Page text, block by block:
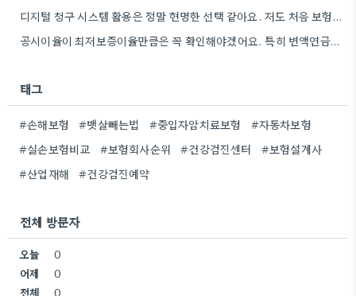
디지털 청구 시스템 활용은 정말 현명한 선택 같아요. 저도 처음 보험금을 청구할 때 서류 준비…
공시이율이 최저보증이율만큼은 꼭 확인해야겠어요. 특히 변액연금이라면 더 신경 써야 할 것 같네요.
태그
#손해보험 #뱃살빼는법 #중입자암치료보험
#자동차보험
#실손보험비교
#보험회사순위 #건강검진센터
#보험설계사
#산업재해
#건강검진예약
전체 방문자
오늘
0
어제
0
전체
0